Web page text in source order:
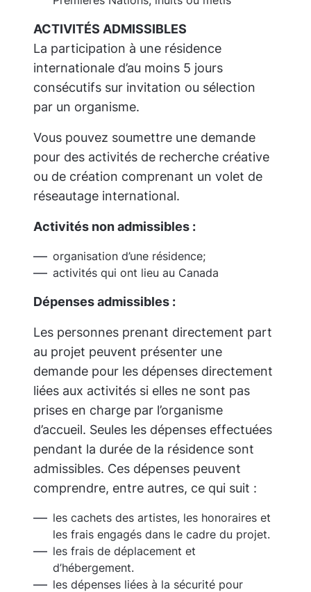
ACTIVITÉS ADMISSIBLES
La participation à une résidence
internationale d’au moins 5 jours
consécutifs sur invitation ou sélection
par un organisme.
Vous pouvez soumettre une demande
pour des activités de recherche créative
ou de création comprenant un volet de
réseautage international.
Activités non admissibles :
organisation d’une résidence;
activités qui ont lieu au Canada
Dépenses admissibles :
Les personnes prenant directement part
au projet peuvent présenter une
demande pour les dépenses directement
liées aux activités si elles ne sont pas
prises en charge par l’organisme
d’accueil. Seules les dépenses effectuées
pendant la durée de la résidence sont
admissibles. Ces dépenses peuvent
comprendre, entre autres, ce qui suit :
les cachets des artistes, les honoraires et
les frais engagés dans le cadre du projet.
les frais de déplacement et
d’hébergement.
les dépenses liées à la sécurité pour